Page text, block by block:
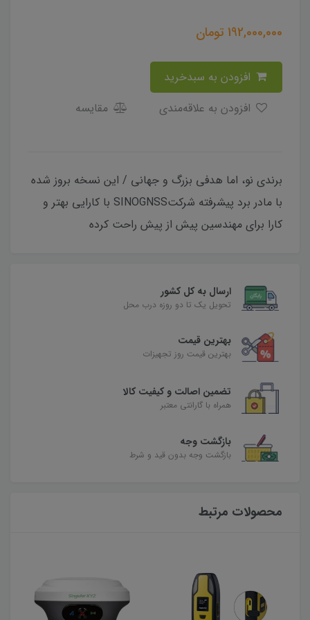
192,000,000 تومان
مقایسه
برندی نو، اما هدفی بزرگ و جهانی / این نسخه بروز شده
با مادر برد پیشرفته شرکتSINOGNSS با کارایی بهتر و
کارا برای مهندسین پیش از پیش راحت کرده
ارسال به کل کشور
تحویل یک تا دو روزه درب محل
بهترین قیمت
بهترین قیمت روز تجهیزات
تضمین اصالت و کیفیت کالا
همراه با گارانتی معتبر
بازگشت وجه
بازگشت وجه بدون قید و شرط
محصولات مرتبط